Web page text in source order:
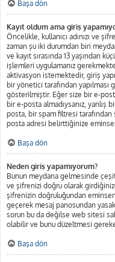
Başa dön
Kayıt oldum ama giriş
Öncelikle, kullanıcı adınızı ve
zaman şu iki durumdan biri
ve kayıt sırasında 13 yaşından
işlemleri uygulamanız
aktivasyon istemektedir, giriş
bir yönetici tarafından yapılması
gösterilmiştir. Eğer size bir e-
bir e-posta almadıysanız,
posta, bir spam filtresi
posta adresi belirttiğinize
Başa dön
Neden giriş yapamıyorum?
Bunun meydana gelmesinde
ve şifrenizi doğru olarak
şifrenizin doğruluğundan
geçerek mesaj panosundan
sorun bu da değilse web sitesi
olabilir ve bunu düzeltmesi
Başa dön